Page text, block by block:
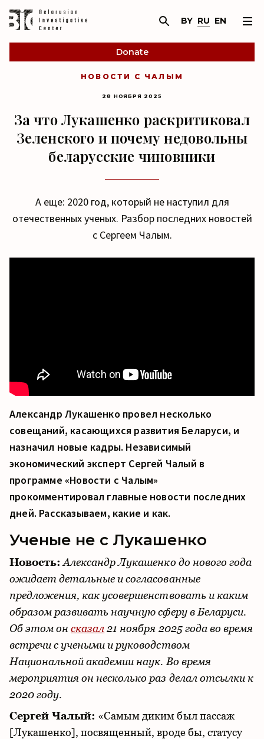
BY RU EN
Donate
НОВОСТИ С ЧАЛЫМ
28 НОЯБРЯ 2025
За что Лукашенко раскритиковал
Зеленского и почему недовольны
беларусские чиновники
А еще: 2020 год, который не наступил для
отечественных ученых. Разбор последних новостей
с Сергеем Чалым.
Александр Лукашенко провел несколько
совещаний, касающихся развития Беларуси, и
назначил новые кадры. Независимый
экономический эксперт Сергей Чалый в
программе «Новости с Чалым»
прокомментировал главные новости последних
дней. Рассказываем, какие и как.
Ученые не с Лукашенко
Новость: Александр Лукашенко до нового года
ожидает детальные и согласованные
предложения, как усовершенствовать и каким
образом развивать научную сферу в Беларуси.
Об этом онсказал 21 ноября 2025 года во время
встречи с учеными и руководством
Национальной академии наук. Во время
мероприятия он несколько раз делал отсылки к
2020 году.
Сергей Чалый: «Самым диким был пассаж
[Лукашенко], посвященный, вроде бы, статусу